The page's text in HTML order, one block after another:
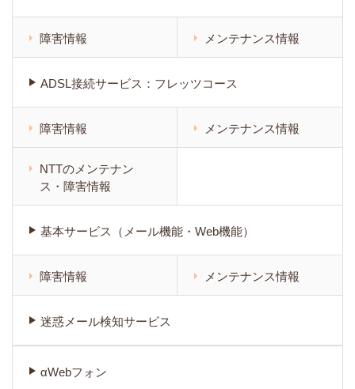
障害情報 メンテナンス情報
ADSL接続サービス：フレッツコース
障害情報 メンテナンス情報
NTTのメンテナン
ス・障害情報
基本サービス（メール機能・Web機能）
障害情報 メンテナンス情報
迷惑メール検知サービス
αWebフォン